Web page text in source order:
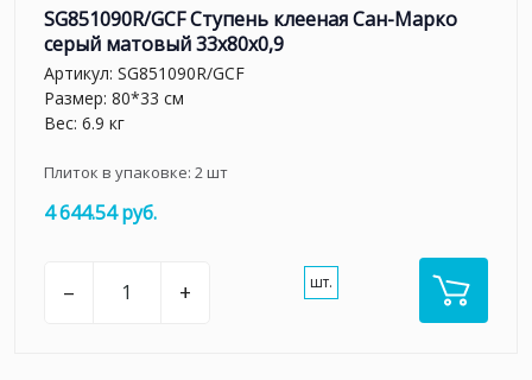
SG851090R/GCF Ступень клееная Сан-Марко
серый матовый 33x80x0,9
Артикул: SG851090R/GCF
Размер: 80*33 см
Вес: 6.9 кг
Плиток в упаковке: 2шт
4 644.54 руб.
– + шт.